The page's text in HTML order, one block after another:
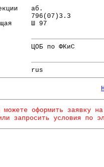
аб.
796(07)3.3
Ш 97
ЦОБ по ФКиС
rus
можете оформить заявку
запросить условия по